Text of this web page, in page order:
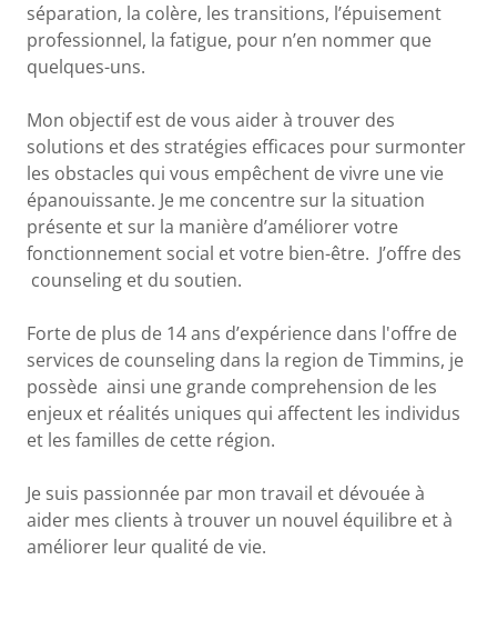
séparation, la colère, les transitions, l’épuisement
professionnel, la fatigue, pour n’en nommer que
quelques-uns.
Mon objectif est de vous aider à trouver des
solutions et des stratégies efficaces pour surmonter
les obstacles qui vous empêchent de vivre une vie
épanouissante. Je me concentre sur la situation
présente et sur la manière d’améliorer votre
fonctionnement social et votre bien-être. J’offre des
counseling et du soutien.
Forte de plus de 14 ans d’expérience dans l'offre de
services de counseling dans la region de Timmins, je
possède ainsi une grande comprehension de les
enjeux et réalités uniques qui affectent les individus
et les familles de cette région.
Je suis passionnée par mon travail et dévouée à
aider mes clients à trouver un nouvel équilibre et à
améliorer leur qualité de vie.